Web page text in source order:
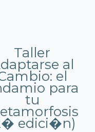
Taller
al
el
para
tu
edici�n)